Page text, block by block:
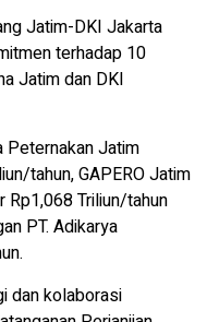
Jatim-DKI Jakarta
terhadap 10
Jatim dan DKI
Peternakan Jatim
tahun, GAPERO Jatim
Triliun/tahun
PT. Adikarya
dan kolaborasi